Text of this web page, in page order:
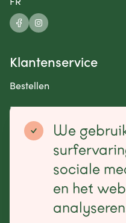
Klantenservice
Bestellen
Retourneren en garantie
Schrijf je in voor
We
sociale
en het